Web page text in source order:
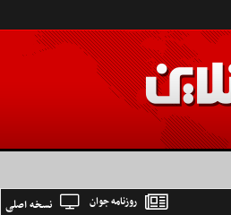
نسخه اصلی روزنامه جوان